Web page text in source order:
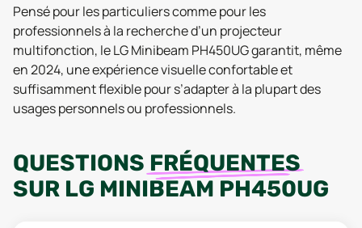
Pensé pour les particuliers comme pour les
professionnels à la recherche d’un projecteur
multifonction, le LG Minibeam PH450UG garantit, même
en 2024, une expérience visuelle confortable et
suffisamment flexible pour s’adapter à la plupart des
usages personnels ou professionnels.
QUESTIONS FRÉQUENTES
SUR LG MINIBEAM PH450UG